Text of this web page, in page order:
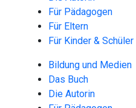
Für Pädagogen
Für Eltern
Für Kinder & Schüler
Bildung und Medien
Das Buch
Die Autorin